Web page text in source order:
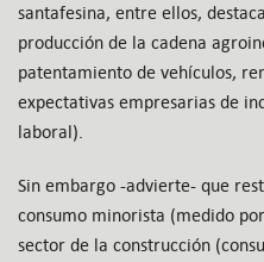
santafesina, entre ellos,
producción de la cadena
patentamiento de vehículos,
expectativas empresarias de
laboral).
Sin embargo -advierte- que
consumo minorista (medido
sector de la construcción